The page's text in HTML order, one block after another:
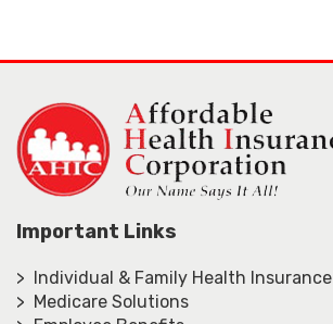
Important Links
> Individual & Family Health Insurance
> Medicare Solutions